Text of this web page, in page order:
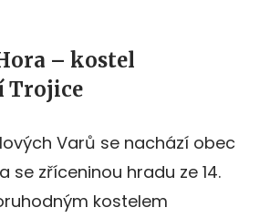
– kostel
Trojice
Varů se nachází obec
se zříceninou hradu ze 14.
kostelem